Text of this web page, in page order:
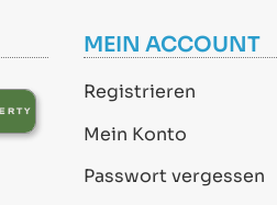
MEIN ACCOUNT
Registrieren
Mein Konto
Passwort vergessen